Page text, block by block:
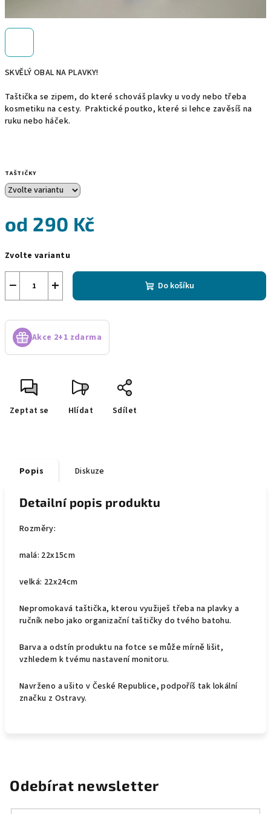
SKVĚLÝ OBAL NA PLAVKY!
Taštička se zipem, do které schováš plavky u vody nebo třeba
kosmetiku na cesty. Praktické poutko, které si lehce zavěsíš na
ruku nebo háček.
TAŠTIČKY
od 290 Kč
cena:
Zvolte variantu
+
− Do košíku
Akce 2+1 zdarma
Zeptat se Hlídat Sdílet
Popis Diskuze
Detailní popis produktu
Rozměry:
malá: 22x15cm
velká: 22x24cm
Nepromokavá taštička, kterou využiješ třeba na plavky a
ručník nebo jako organizační taštičky do tvého batohu.
Barva a odstín produktu na fotce se může mírně lišit,
vzhledem k tvému nastavení monitoru.
Navrženo a ušito v České Republice, podpoříš tak lokální
značku z Ostravy.
Odebírat newsletter